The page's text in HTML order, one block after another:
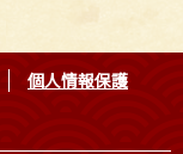
個人情報保護